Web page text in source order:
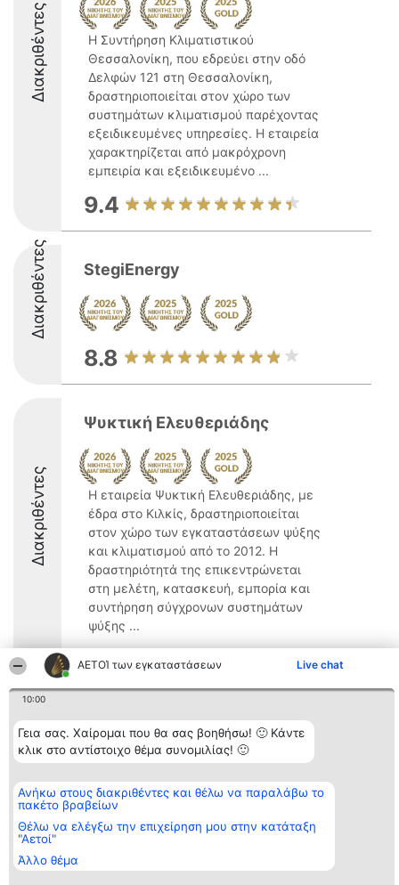
ΑΕΤΟΊ των εγκαταστάσεων Live chat
10:00
Γεια σας. Χαίρομαι που θα σας βοηθήσω! 🙂 Κάντε
κλικ στο αντίστοιχο θέμα συνομιλίας! 🙂
Ανήκω στους διακριθέντες και θέλω να παραλάβω το
πακέτο βραβείων
Θέλω να ελέγξω την επιχείρηση μου στην κατάταξη
"Αετοί"
Άλλο θέμα
Διακριθέντες
Η Συντήρηση Κλιματιστικού
Θεσσαλονίκη, που εδρεύει στην οδό
Δελφών 121 στη Θεσσαλονίκη,
δραστηριοποιείται στον χώρο των
συστημάτων κλιματισμού παρέχοντας
εξειδικευμένες υπηρεσίες. Η εταιρεία
χαρακτηρίζεται από μακρόχρονη
εμπειρία και εξειδικευμένο ...
9.4
Διακριθέντες StegiEnergy
8.8
Διακριθέντες
Ψυκτική Ελευθεριάδης
Η εταιρεία Ψυκτική Ελευθεριάδης, με
έδρα στο Κιλκίς, δραστηριοποιείται
στον χώρο των εγκαταστάσεων ψύξης
και κλιματισμού από το 2012. Η
δραστηριότητά της επικεντρώνεται
στη μελέτη, κατασκευή, εμπορία και
συντήρηση σύγχρονων συστημάτων
ψύξης ...
9.6
Διοργανωτής της
κατάταξης
BEAUTIFUL COMPANY
Μονοπρόσωπη ΙΚΕ
2104128019
email:
aetoi@beautifulcompany.co
Κατάταξη
Διακριθέντες
Λίστα όλων
των
Μεθοδολογία
Όροι &
ΠΟΛΙΤΙΚΗ
Επικοινωνία
Επικοινωνία